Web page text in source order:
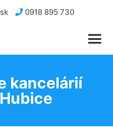
0918 895 730
kancelárií